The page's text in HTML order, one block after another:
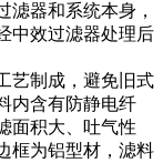
滤器和系统本身，
中效过滤器处理后
艺制成，避免旧式
内含有防静电纤
面积大、吐气性
框为铝型材，滤料